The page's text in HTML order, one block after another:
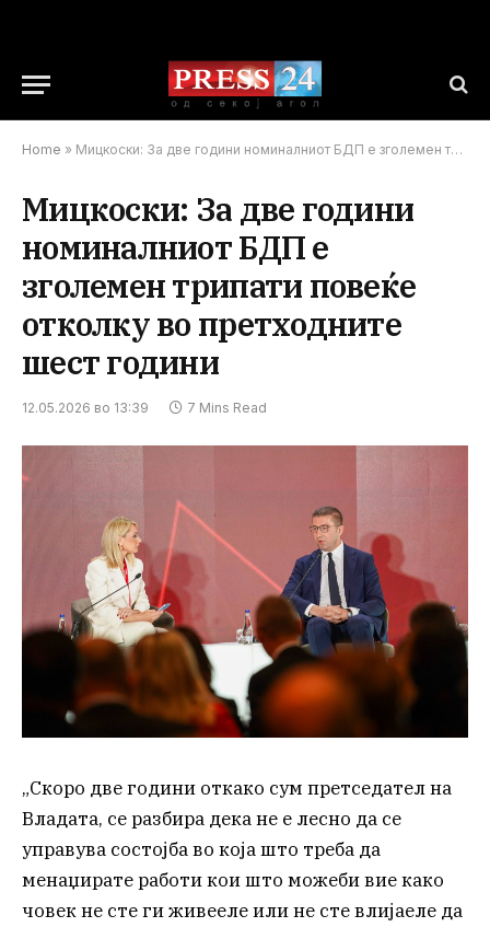
Home » Мицкоски: За две години номиналниот БДП е зголемен трипати повеќе отколку во претходните шест години
Мицкоски: За две години
номиналниот БДП е
зголемен трипати повеќе
отколку во претходните
шест години
12.05.2026 во 13:39 7 Mins Read
„Скоро две години откако сум претседател на
Владата, се разбира дека не е лесно да се
управува состојба во која што треба да
менаџирате работи кои што можеби вие како
човек не сте ги живееле или не сте влијаеле да